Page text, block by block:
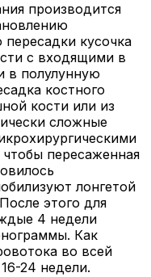
производится
кусочка
с входящими в
в полулунную
костного
кости или из
сложные
пересаженная
лонгетой
этого для
4 недели
Как
во всей
24 недели.